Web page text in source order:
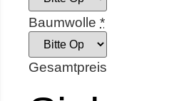
Baumwolle *
Gesamtpreis